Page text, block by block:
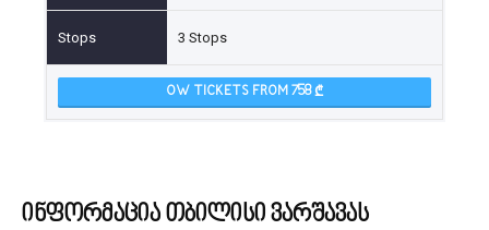
3 Stops
OW TICKETS FROM 758
ინფორმაცია თბილისი ვარშავას